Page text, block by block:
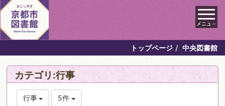
メニュ－
トップページ 中央図書館
カテゴリ:行事
行事 5件